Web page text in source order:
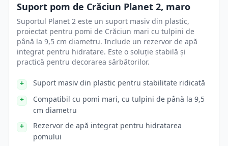
Suport pom de Crăciun Planet 2, maro
Suportul Planet 2 este un suport masiv din plastic,
proiectat pentru pomi de Crăciun mari cu tulpini de
până la 9,5 cm diametru. Include un rezervor de apă
integrat pentru hidratare. Este o soluție stabilă și
practică pentru decorarea sărbătorilor.
Suport masiv din plastic pentru stabilitate ridicată
Compatibil cu pomi mari, cu tulpini de până la 9,5
cm diametru
Rezervor de apă integrat pentru hidratarea
pomului